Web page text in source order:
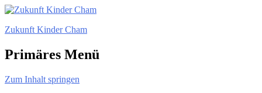
Zukunft Kinder Cham
Primäres Menü
Zum Inhalt springen